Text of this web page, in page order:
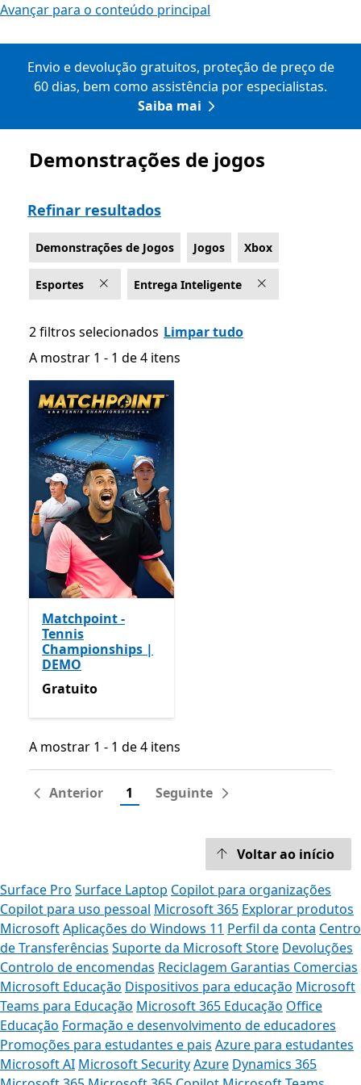
Avançar para o conteúdo principal
Envio e devolução gratuitos, proteção de preço de
60 dias, bem como assistência por especialistas.
Saiba mai
Lista Microsoft.com
Demonstrações de jogos
Refinar resultados
Demonstrações de Jogos Jogos Xbox
Esportes Entrega Inteligente
2 filtros selecionados Limpar tudo
A mostrar 1 - 1 de 4 itens
A mostrar 1 - 1 de 4 itens
Matchpoint -
Tennis
Championships |
DEMO
Gratuito
Gratuito
A mostrar 1 - 1 de 4 itens
A mostrar 1 - 1 de 4 itens
Anterior 1 Seguinte
Voltar ao início
Surface Pro Surface Laptop Copilot para organizações
Copilot para uso pessoal Microsoft 365 Explorar produtos
MicrosoftAplicações do Windows 11 Perfil da conta Centro
de Transferências Suporte da Microsoft Store Devoluções
Controlo de encomendas Reciclagem Garantias Comercias
Microsoft Educação Dispositivos para educação Microsoft
Teams para Educação Microsoft 365 Educação Office
Educação Formação e desenvolvimento de educadores
Promoções para estudantes e pais Azure para estudantes
Microsoft AI Microsoft SecurityAzure Dynamics 365